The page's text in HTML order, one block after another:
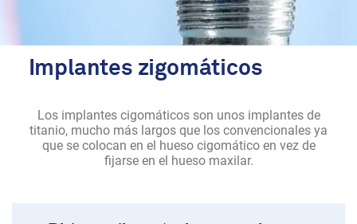
Implantes zigomáticos
Los implantes cigomáticos son unos implantes de
titanio, mucho más largos que los convencionales ya
que se colocan en el hueso cigomático en vez de
fijarse en el hueso maxilar.